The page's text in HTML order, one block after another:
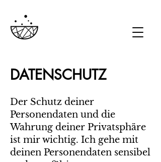
DATENSCHUTZ
Der Schutz deiner
Personendaten und die
Wahrung deiner Privatsphäre
ist mir wichtig. Ich gehe mit
deinen Personendaten sensibel